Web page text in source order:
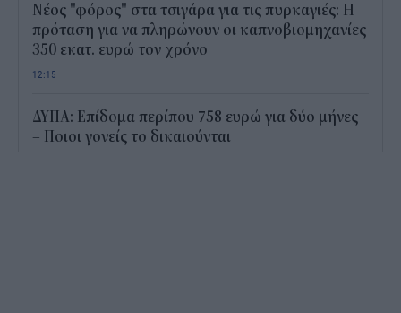
Νέος "φόρος" στα τσιγάρα για τις πυρκαγιές: Η
πρόταση για να πληρώνουν οι καπνοβιομηχανίες
350 εκατ. ευρώ τον χρόνο
12:15
ΔΥΠΑ: Επίδομα περίπου 758 ευρώ για δύο μήνες
– Ποιοι γονείς το δικαιούνται